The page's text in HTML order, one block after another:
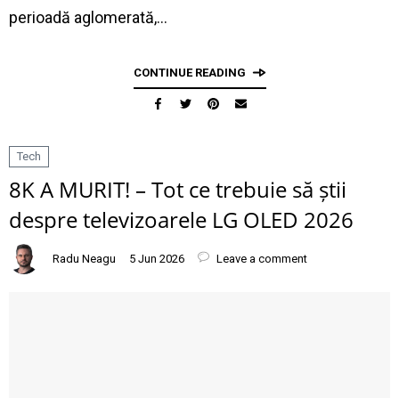
perioadă aglomerată,…
CONTINUE READING
Tech
8K A MURIT! – Tot ce trebuie să știi
despre televizoarele LG OLED 2026
Radu Neagu 5 Jun 2026 Leave a comment